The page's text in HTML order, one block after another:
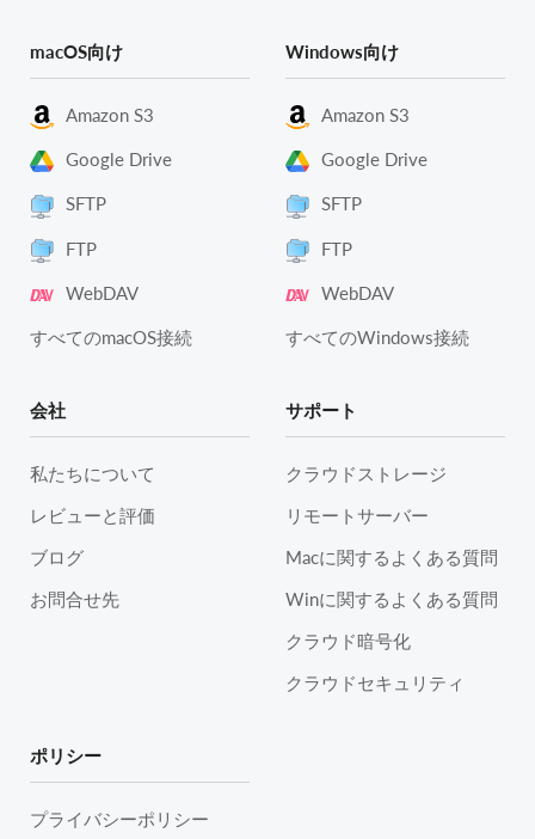
macOS向け
Amazon S3
Google Drive
SFTP
FTP
WebDAV
すべてのmacOS接続
Windows向け
Amazon S3
Google Drive
SFTP
FTP
WebDAV
すべてのWindows接続
会社
私たちについて
レビューと評価
ブログ
お問合せ先
サポート
クラウドストレージ
リモートサーバー
Macに関するよくある質問
Winに関するよくある質問
クラウド暗号化
クラウドセキュリティ
ポリシー
プライバシーポリシー